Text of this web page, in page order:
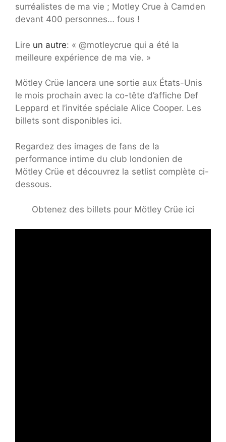
surréalistes de ma vie ; Motley Crue à Camden
devant 400 personnes… fous !
Lire un autre: « @motleycrue qui a été la
meilleure expérience de ma vie. »
Mötley Crüe lancera une sortie aux États-Unis
le mois prochain avec la co-tête d’affiche Def
Leppard et l’invitée spéciale Alice Cooper. Les
billets sont disponibles ici.
Regardez des images de fans de la
performance intime du club londonien de
Mötley Crüe et découvrez la setlist complète ci-
dessous.
Obtenez des billets pour Mötley Crüe ici